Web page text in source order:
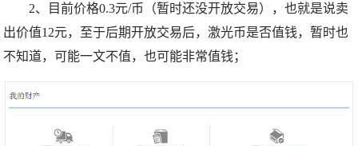
2、目前价格0.3元/币（暂时还没开放交易），也就是说卖
出价值12元，至于后期开放交易后，激光币是否值钱，暂时也
不知道，可能一文不值，也可能非常值钱；